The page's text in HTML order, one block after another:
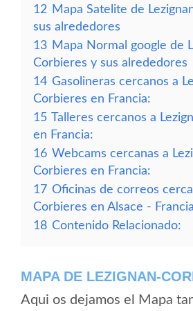
12 Mapa Satelite de
sus alrededores
13 Mapa Normal google de
Corbieres y sus alrededores
14 Gasolineras cercanos a
Corbieres en Francia:
15 Talleres cercanos a
en Francia:
16 Webcams cercanas a
Corbieres en Francia:
17 Oficinas de correos
Corbieres en Alsace - Francia
18 Contenido Relacionado:
MAPA DE LEZIGNAN-
Aqui os dejamos el Mapa